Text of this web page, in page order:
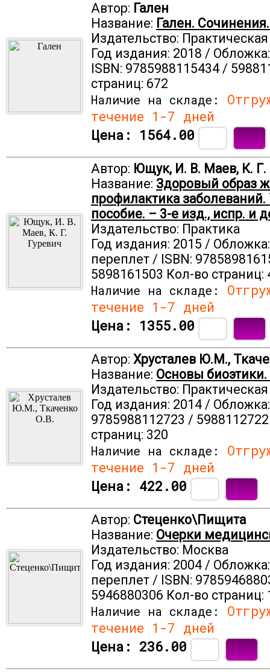
Автор: Гален
Название: Гален.
Издательство:
Год издания: 2018 /
ISBN: 9785988115434 /
страниц: 672
Наличие на складе:
течение 1-7 дней
Цена: 1564.00
Автор: Ющук, И. В. Маев, К. Г.
Название: Здоровый образ
профилактика
пособие. – 3-е изд., испр. и
Издательство: Практика
Год издания: 2015 /
переплет / ISBN:
5898161503 Кол-во страниц:
Наличие на складе:
течение 1-7 дней
Цена: 1355.00
Автор: Хрусталев Ю.М.,
Название: Основы
Издательство:
Год издания: 2014 /
9785988112723 /
страниц: 320
Наличие на складе:
течение 1-7 дней
Цена: 422.00
Автор: Стеценко\Пищита
Название: Очерки
Издательство: Москва
Год издания: 2004 /
переплет / ISBN:
5946880306 Кол-во страниц:
Наличие на складе:
течение 1-7 дней
Цена: 236.00